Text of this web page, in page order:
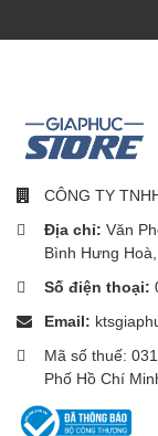
CÔNG TY
Địa chỉ: Văn
Bình Hưng
Số điện thoại:
Email:
Mã số thuế:
Phố Hồ Chí